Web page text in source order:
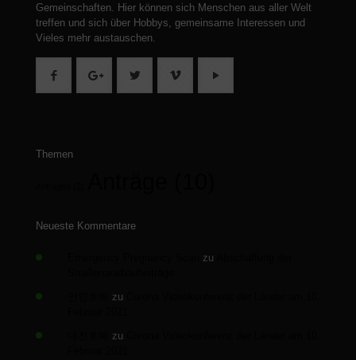
Gemeinschaften. Hier können sich Menschen aus aller Welt
treffen und sich über Hobbys, gemeinsame Interessen und
Vieles mehr austauschen.
Themen
Neueste Kommentare
zu
zu
zu